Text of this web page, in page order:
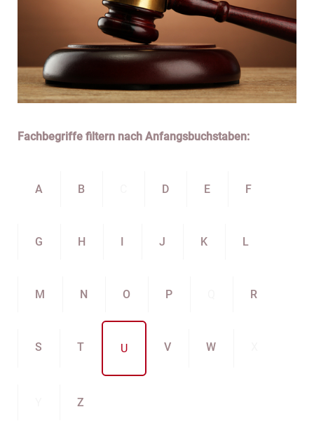
Fachbegriffe filtern nach Anfangsbuchstaben:
A B D E F
G H J K L
M N O P R
S T U V W
Z